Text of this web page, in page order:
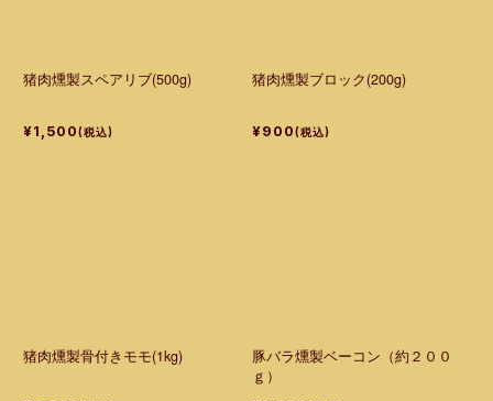
猪肉燻製スペアリブ(500g)
¥1,500(税込)
猪肉燻製ブロック(200g)
¥900(税込)
猪肉燻製骨付きモモ(1kg)
豚バラ燻製ベーコン（約２００
ｇ）